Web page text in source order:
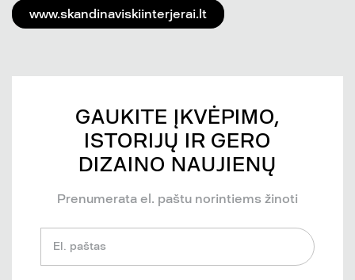
www.skandinaviskiinterjerai.lt
GAUKITE ĮKVĖPIMO,
ISTORIJŲ IR GERO
DIZAINO NAUJIENŲ
Prenumerata el. paštu norintiems žinoti
El. paštas